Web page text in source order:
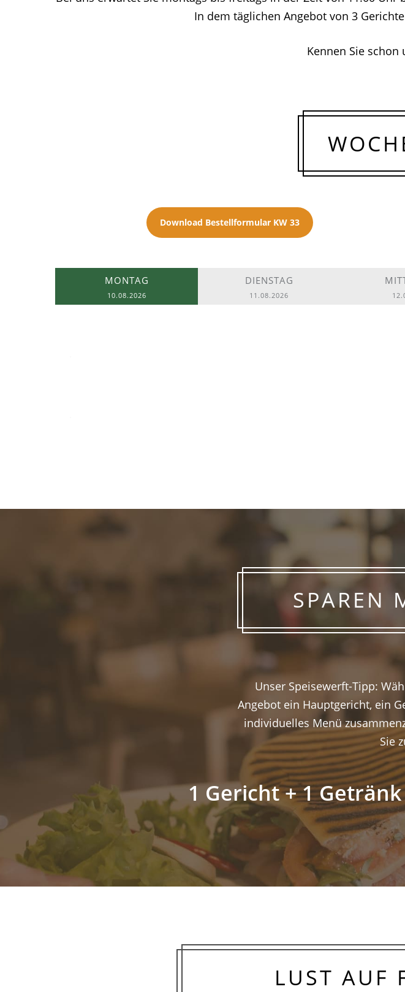
In dem täglichen Angebot von 3
Kennen Sie schon
Download Bestellformular KW 33
MONTAG
10.08.2026
DIENSTAG
11.08.2026
SPAREN
Unser Speisewerft-Tipp:
Angebot ein Hauptgericht, ein
individuelles Menü
Sie
1 Gericht + 1
LUST AUF